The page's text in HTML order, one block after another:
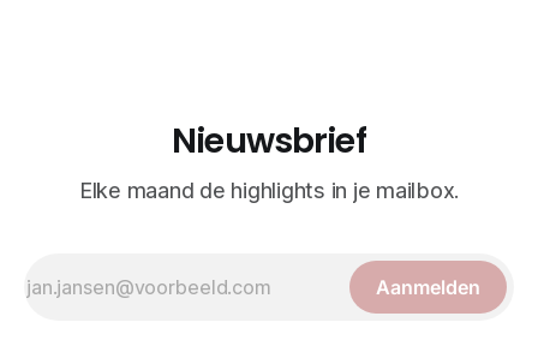
Nieuwsbrief
Elke maand de highlights in je mailbox.
Aanmelden